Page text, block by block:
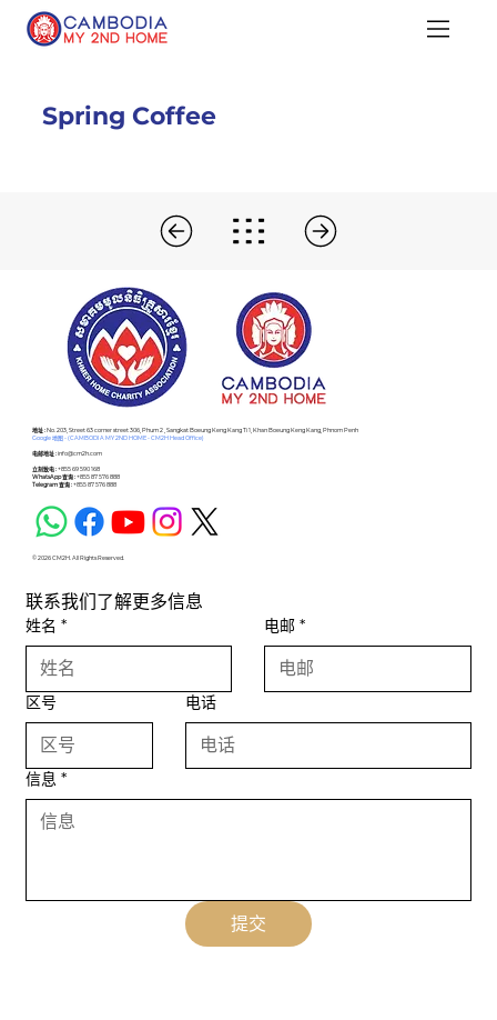
Spring Coffee
​地址 :No. 203, Street 63 corner street 306, Phum 2 , Sangkat Boeung Keng Kang Ti 1, Khan Boeung Keng Kang, Phnom Penh
Google 地图 - (CAMBODIA MY 2ND HOME - CM2H Head Office)
电邮地址 :info@cm2h.com
立刻致电 :+855 69 590 168
WhatsApp 查询 :+855 87 576 888
Telegram 查询 :+855 87 576 888
© 2026 CM2H. All Rights Reserved.
联系我们了解更多信息
姓名 * 电邮 *
区号 电话
信息 *
提交